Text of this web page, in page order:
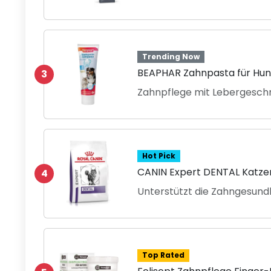
3
Trending Now
BEAPHAR Zahnpasta für
Zahnpflege mit
4
Hot Pick
CANIN Expert DENTAL
Unterstützt die
Top Rated